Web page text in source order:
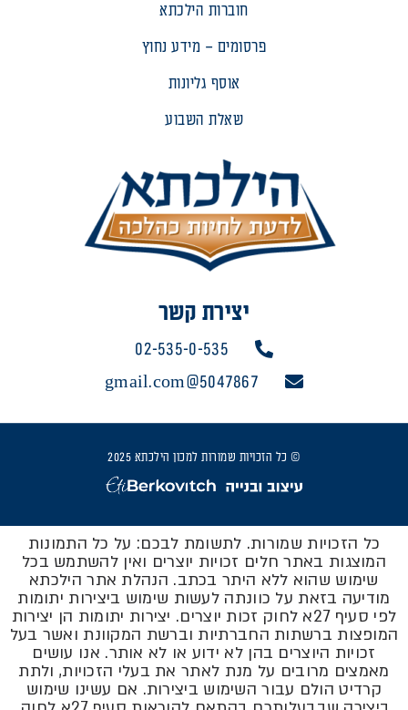
יצירת קשר
02-535-0-535
5047867@gmail.com
חוברות הילכתא
פרסומים – מידע נחוץ
אוסף גליונות
שאלת השבוע
© כל הזכויות שמורות למכון הילכתא 2025
כל הזכויות שמורות. לתשומת לבכם: על כל התמונות
המוצגות באתר חלים זכויות יוצרים ואין להשתמש בכל
שימוש שהוא ללא היתר בכתב. הנהלת אתר הילכתא
מודיעה בזאת על כוונתה לעשות שימוש ביצירות יתומות
לפי סעיף 27א לחוק זכות יוצרים. יצירות יתומות הן יצירות
המופצות ברשתות החברתיות וברשת המקוונת ואשר בעל
זכויות היוצרים בהן לא ידוע או לא אותר. אנו עושים
מאמצים מרובים על מנת לאתר את בעלי הזכויות, ולתת
קרדיט הולם עבור השימוש ביצירות. אם עשינו שימוש